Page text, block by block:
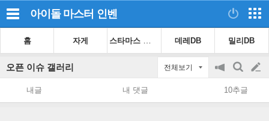
아이돌 마스터 인벤
홈 자게 데레DB 밀리DB
오픈 이슈 갤러리 전체보기
공
지
on/off
검
색
글
쓰
내글 내 댓글 10추글